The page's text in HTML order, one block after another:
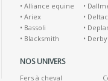
• Alliance equine
• Ariex
• Bassoli
• Blacksmith
•
•
•
• Derby
NOS UNIVERS
Fers à cheval